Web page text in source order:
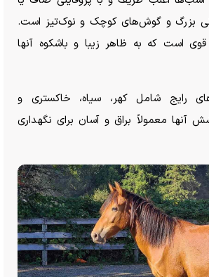
بزرگ و گوش‌های کوچک و نوک‌تیز است.
است که به ظاهر زیبا و باشکوه آنها
رایج شامل کهر، سیاه، خاکستری و
آنها معمولاً براق و آسان برای نگهداری